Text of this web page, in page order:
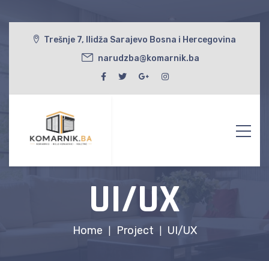
Trešnje 7, Ilidža Sarajevo Bosna i Hercegovina
narudzba@komarnik.ba
UI/UX
Home Project UI/UX